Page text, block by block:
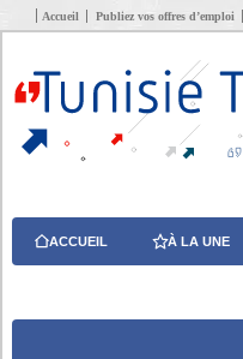
Accueil Publiez vos offres d’emploi
ACCUEIL À LA UNE